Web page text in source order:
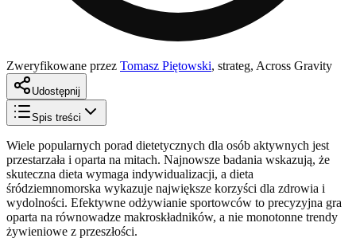
Zweryfikowane przez Tomasz Piętowski, strateg, Across Gravity
Udostępnij
Spis treści
Wiele popularnych porad dietetycznych dla osób aktywnych jest
przestarzała i oparta na mitach. Najnowsze badania wskazują, że
skuteczna dieta wymaga indywidualizacji, a dieta
śródziemnomorska wykazuje największe korzyści dla zdrowia i
wydolności. Efektywne odżywianie sportowców to precyzyjna gra
oparta na równowadze makroskładników, a nie monotonne trendy
żywieniowe z przeszłości.